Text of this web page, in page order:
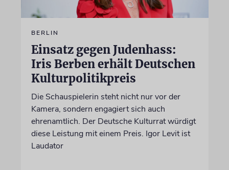
BERLIN
Einsatz gegen Judenhass:
Iris Berben erhält Deutschen
Kulturpolitikpreis
Die Schauspielerin steht nicht nur vor der
Kamera, sondern engagiert sich auch
ehrenamtlich. Der Deutsche Kulturrat würdigt
diese Leistung mit einem Preis. Igor Levit ist
Laudator